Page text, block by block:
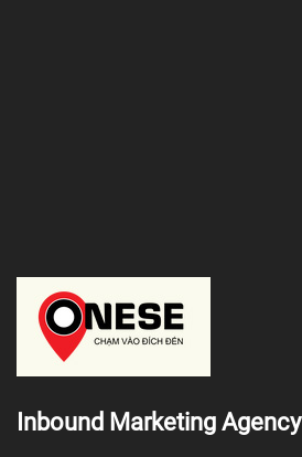
Inbound Marketing Agency